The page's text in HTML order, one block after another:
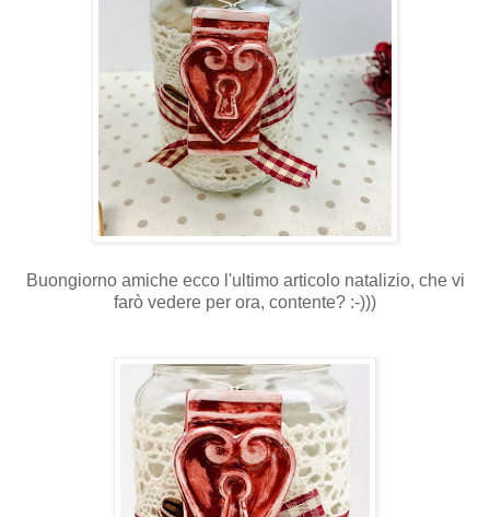
Buongiorno amiche ecco l'ultimo articolo natalizio, che vi
farò vedere per ora, contente? :-)))